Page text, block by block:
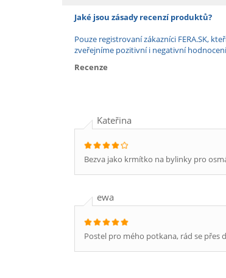
Jaké jsou zásady recenzí produktů?
Pouze registrovaní zákazníci FERA.SK,
zveřejníme pozitivní i negativní
Recenze
Kateřina
Bezva jako krmítko na bylinky pro
ewa
Postel pro mého potkana, rád se přes